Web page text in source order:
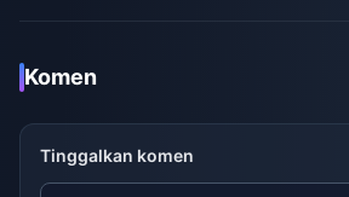
Komen
Tinggalkan komen